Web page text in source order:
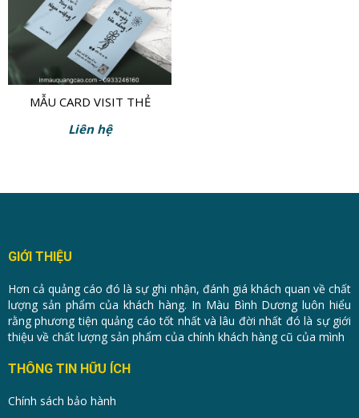
MẪU CARD VISIT THẺ
CẢM ƠN KHÁCH HÀNG
Liên hệ
GIỚI THIỆU
Hơn cả quảng cáo đó là sự ghi nhận, đánh giá khách quan về chất
lượng sản phẩm của khách hàng. In Màu Bình Dương luôn hiểu
rằng phương tiện quảng cáo tốt nhất và lâu đời nhất đó là sự giới
thiệu về chất lượng sản phẩm của chính khách hàng cũ của mình
THÔNG TIN HỮU ÍCH
Chính sách bảo hành